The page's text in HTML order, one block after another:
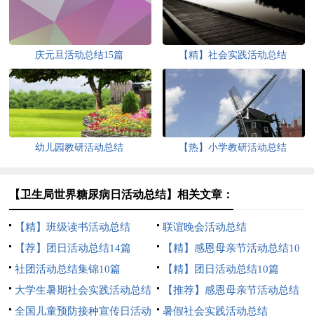
庆元旦活动总结15篇 【精】社会实践活动总结
幼儿园教研活动总结 【热】小学教研活动总结
【卫生局世界糖尿病日活动总结】相关文章：
【精】班级读书活动总结
联谊晚会活动总结
【荐】团日活动总结14篇
【精】感恩母亲节活动总结10
篇
社团活动总结集锦10篇
【精】团日活动总结10篇
大学生暑期社会实践活动总结
【推荐】感恩母亲节活动总结
全国儿童预防接种宣传日活动
暑假社会实践活动总结